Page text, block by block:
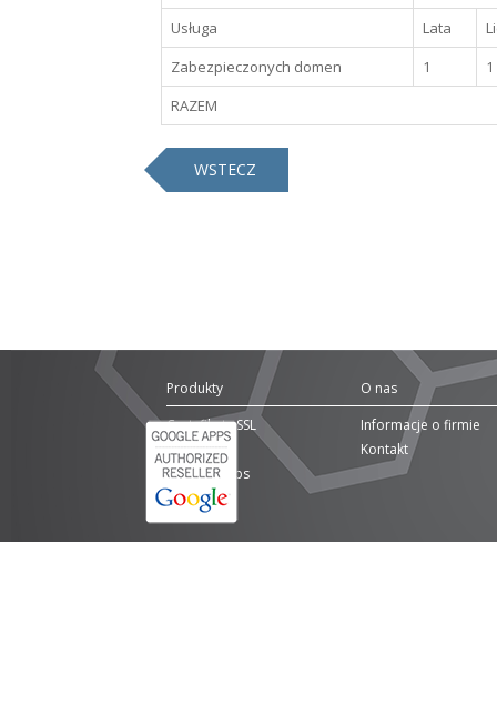
Usługa
Lata
Zabezpieczonych domen
1
1
RAZEM
Produkty
Certyfikaty SSL
Domeny
Google Apps
O nas
Informacje o firmie
Kontakt